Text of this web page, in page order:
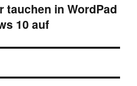
tauchen in WordPad
10 auf